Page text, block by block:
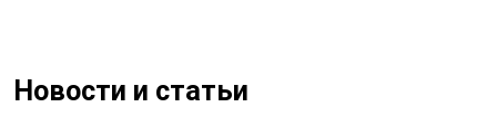
Новости и статьи